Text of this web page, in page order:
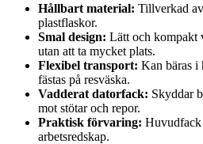
Hållbart material: Tillverkad
plastflaskor.
Smal design: Lätt och kompakt
utan att ta mycket plats.
Flexibel transport: Kan bäras i
fästas på resväska.
Vadderat datorfack: Skyddar
mot stötar och repor.
Praktisk förvaring: Huvudfack
arbetsredskap.